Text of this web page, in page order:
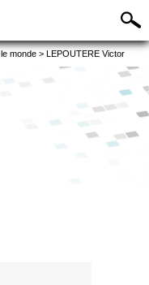
monde > LEPOUTERE Victor